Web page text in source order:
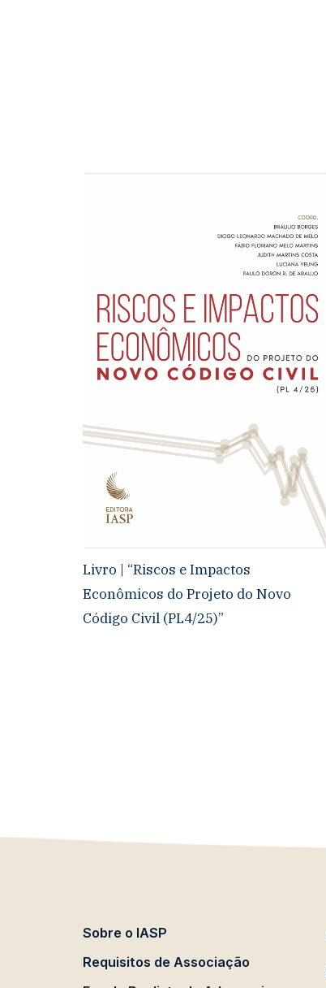
Livro | “Riscos e Impactos
Econômicos do Projeto do Novo
Código Civil (PL4/25)”
Sobre o IASP
Requisitos de Associação